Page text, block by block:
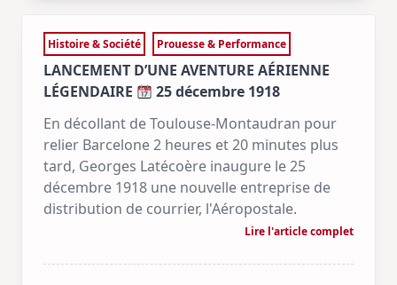
Histoire & Société Prouesse & Performance
LANCEMENT D’UNE AVENTURE AÉRIENNE
LÉGENDAIRE
25 décembre 1918
En décollant de Toulouse-Montaudran pour
relier Barcelone 2 heures et 20 minutes plus
tard, Georges Latécoère inaugure le 25
décembre 1918 une nouvelle entreprise de
distribution de courrier, l'Aéropostale.
Lire l'article complet